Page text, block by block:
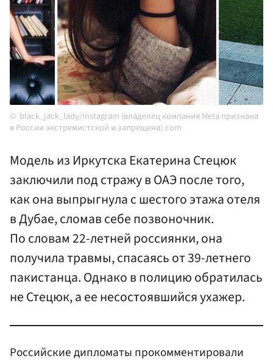
black_jack_lady/Instagram (владелец компания Meta признана
в России экстремистской и запрещена).com
Модель из Иркутска Екатерина Стецюк
заключили под стражу в ОАЭ после того,
как она выпрыгнула с шестого этажа отеля
в Дубае, сломав себе позвоночник.
По словам 22-летней россиянки, она
получила травмы, спасаясь от 39-летнего
пакистанца. Однако в полицию обратилась
не Стецюк, а ее несостоявшийся ухажер.
Российские дипломаты прокомментировали